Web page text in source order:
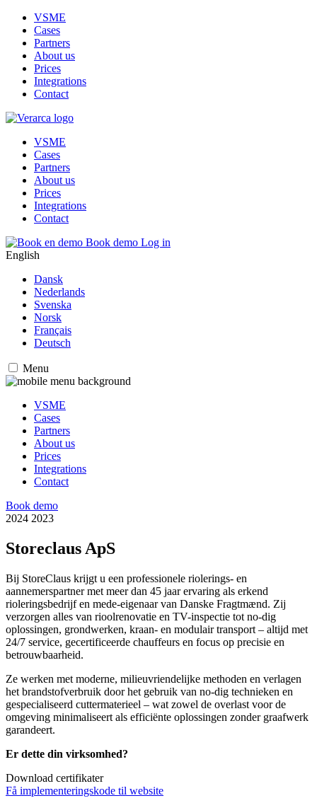
VSME
Cases
Partners
About us
Prices
Integrations
Contact
VSME
Cases
Partners
About us
Prices
Integrations
Contact
Book demo Log in
English
Dansk
Nederlands
Svenska
Norsk
Français
Deutsch
Menu
VSME
Cases
Partners
About us
Prices
Integrations
Contact
Book demo
2024 2023
Storeclaus ApS
Bij StoreClaus krijgt u een professionele riolerings- en
aannemerspartner met meer dan 45 jaar ervaring als erkend
rioleringsbedrijf en mede-eigenaar van Danske Fragtmænd. Zij
verzorgen alles van rioolrenovatie en TV-inspectie tot no-dig
oplossingen, grondwerken, kraan- en modulair transport – altijd met
24/7 service, gecertificeerde chauffeurs en focus op precisie en
betrouwbaarheid.
Ze werken met moderne, milieuvriendelijke methoden en verlagen
het brandstofverbruik door het gebruik van no-dig technieken en
gespecialiseerd cuttermaterieel – wat zowel de overlast voor de
omgeving minimaliseert als efficiënte oplossingen zonder graafwerk
garandeert.
Er dette din virksomhed?
Download certifikater
Få implementeringskode til website